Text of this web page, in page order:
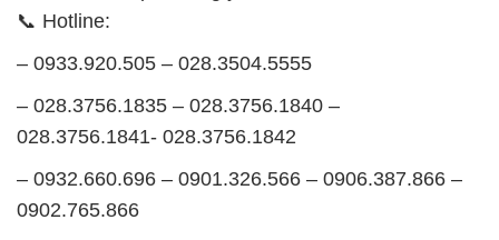
📞 Hotline:
– 0933.920.505 – 028.3504.5555
– 028.3756.1835 – 028.3756.1840 –
028.3756.1841- 028.3756.1842
– 0932.660.696 – 0901.326.566 – 0906.387.866 –
0902.765.866